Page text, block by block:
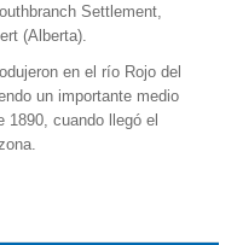
Settlement,
(Alberta).
en el río Rojo del
un importante medio
1890, cuando llegó el